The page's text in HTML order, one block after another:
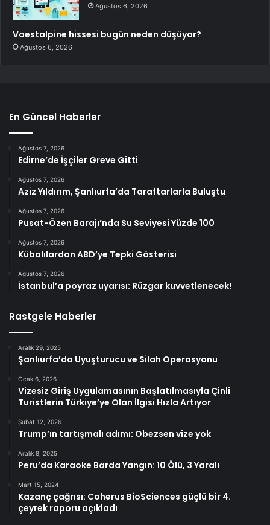
Ağustos 6, 2026
Voestalpine hissesi bugün neden düşüyor?
Ağustos 6, 2026
En Güncel Haberler
Ağustos 7, 2026
Edirne’de İşçiler Greve Gitti
Ağustos 7, 2026
Aziz Yıldırım, Şanlıurfa’da Taraftarlarla Buluştu
Ağustos 7, 2026
Pusat-Özen Barajı’nda Su Seviyesi Yüzde 100
Ağustos 7, 2026
Kübalılardan ABD’ye Tepki Gösterisi
Ağustos 7, 2026
İstanbul’a poyraz uyarısı: Rüzgar kuvvetlenecek!
Rastgele Haberler
Aralık 29, 2025
Şanlıurfa’da Uyuşturucu ve Silah Operasyonu
Ocak 6, 2026
Vizesiz Giriş Uygulamasının Başlatılmasıyla Çinli
Turistlerin Türkiye’ye Olan İlgisi Hızla Artıyor
Şubat 12, 2026
Trump’ın tartışmalı adımı: Obezsen vize yok
Aralık 8, 2025
Peru’da Karaoke Barda Yangın: 10 Ölü, 3 Yaralı
Mart 15, 2024
Kazanç çağrısı: Coherus BioSciences güçlü bir 4.
çeyrek raporu açıkladı